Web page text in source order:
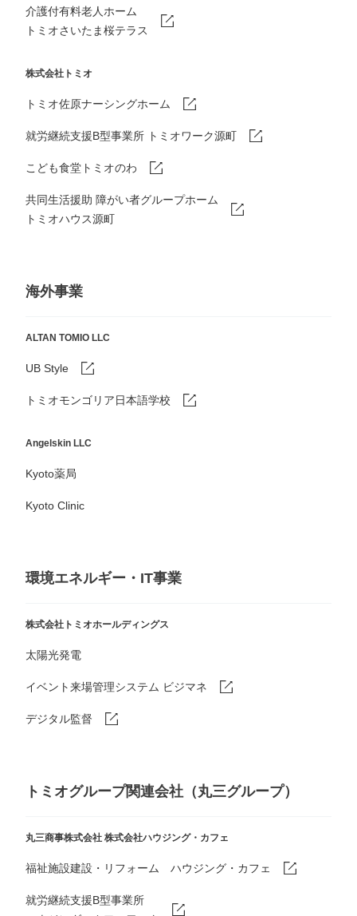
介護付有料老人ホーム
トミオさいたま桜テラス
株式会社トミオ
トミオ佐原ナーシングホーム
就労継続支援B型事業所 トミオワーク源町
こども食堂トミオのわ
共同生活援助 障がい者グループホーム
トミオハウス源町
海外事業
ALTAN TOMIO LLC
UB Style
トミオモンゴリア日本語学校
Angelskin LLC
Kyoto薬局
Kyoto Clinic
環境エネルギー・IT事業
株式会社トミオホールディングス
太陽光発電
イベント来場管理システム ビジマネ
デジタル監督
トミオグループ関連会社（丸三グループ）
丸三商事株式会社 株式会社ハウジング・カフェ
福祉施設建設・リフォーム ハウジング・カフェ
就労継続支援B型事業所